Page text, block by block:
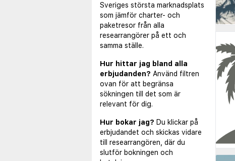
Sveriges största marknadsplats
som jämför charter- och
paketresor från alla
researrangörer på ett och
samma ställe.
Hur hittar jag bland alla
erbjudanden? Använd filtren
ovan för att begränsa
sökningen till det som är
relevant för dig.
Hur bokar jag? Du klickar på
erbjudandet och skickas vidare
till researrangören, där du
slutför bokningen och